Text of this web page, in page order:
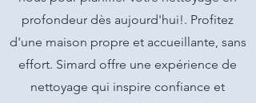
profondeur dès aujourd'hui!. Profitez
d'une maison propre et accueillante, sans
effort. Simard offre une expérience de
nettoyage qui inspire confiance et